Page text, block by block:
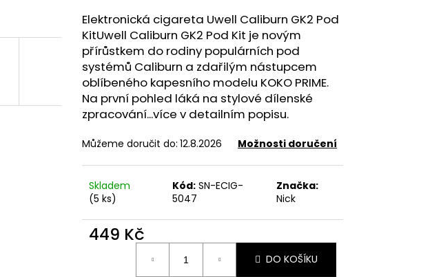
Elektronická cigareta Uwell Caliburn GK2 Pod
KitUwell Caliburn GK2 Pod Kit je novým
přírůstkem do rodiny populárních pod
systémů Caliburn a zdařilým nástupcem
oblíbeného kapesního modelu KOKO PRIME.
Na první pohled láká na stylové dílenské
zpracování...více v detailním popisu.
Můžeme doručit do: 12.8.2026 Možnosti doručení
Skladem
(5 ks)
Kód: SN-ECIG-
5047
Značka:
Nick
449 Kč
DO KOŠÍKU
Následující
OXVA XLIM TOP FILL SS POD CARTRIDGE
1,2OHM 2ML